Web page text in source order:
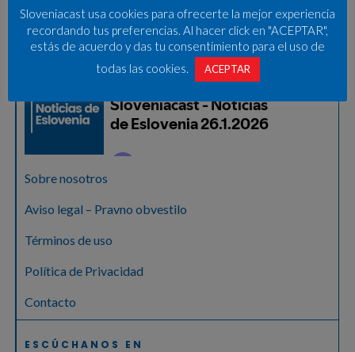
Sobre nosotros
Aviso legal – Pravno obvestilo
Términos de uso
Política de Privacidad
Contacto
ESCÚCHANOS EN
Sloveniacast usa cookies para ofrecerte la mejor experiencia
recordando tus preferencias. Al hacer click en "ACEPTAR",
estás de acuerdo y das tu consentimiento para el uso de
todas las cookies.
ACEPTAR